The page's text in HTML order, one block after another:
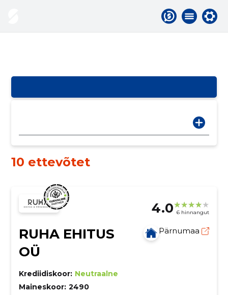
10 ettevõtet
4.0 6 hinnangut
RUHA EHITUS
OÜ
Pärnumaa
Krediidiskoor: Neutraalne
Maineskoor: 2490